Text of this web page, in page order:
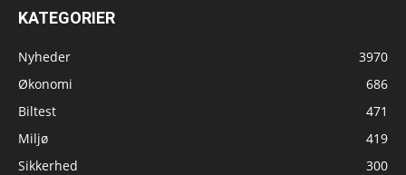
KATEGORIER
Nyheder
3970
Økonomi
686
Biltest
471
Miljø
419
Sikkerhed
300